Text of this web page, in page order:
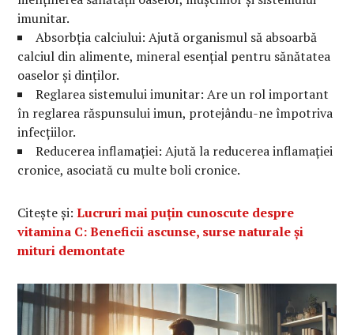
imunitar.
Absorbția calciului: Ajută organismul să absoarbă
calciul din alimente, mineral esențial pentru sănătatea
oaselor și dinților.
Reglarea sistemului imunitar: Are un rol important
în reglarea răspunsului imun, protejându-ne împotriva
infecțiilor.
Reducerea inflamației: Ajută la reducerea inflamației
cronice, asociată cu multe boli cronice.
Citește și:Lucruri mai puțin cunoscute despre
vitamina C: Beneficii ascunse, surse naturale și
mituri demontate